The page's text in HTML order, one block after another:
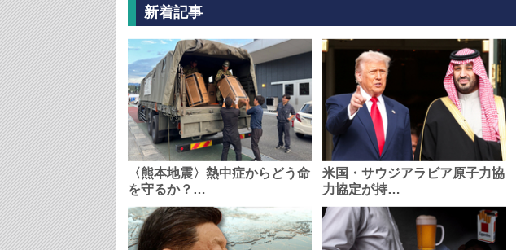
新着記事
〈熊本地震〉熱中症からどう命
を守るか？…
米国・サウジアラビア原子力協
力協定が持…